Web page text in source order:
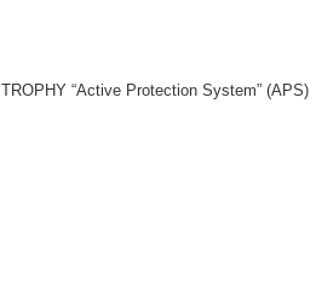
TROPHY “Active Protection System” (APS)